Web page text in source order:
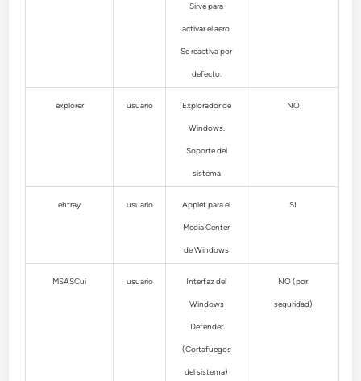
Sirve para
activar el aero.
Se reactiva por
defecto.
explorer usuario Explorador de
Windows.
Soporte del
sistema
NO
ehtray usuario Applet para el
Media Center
de Windows
SI
MSASCui usuario Interfaz del
Windows
Defender
(Cortafuegos
del sistema)
NO (por
seguridad)